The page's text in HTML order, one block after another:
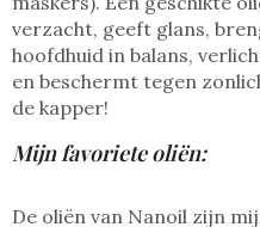
verzacht, geeft glans,
hoofdhuid in balans,
en beschermt tegen
de kapper!
Mijn favoriete oliën:
De oliën van Nanoil zijn